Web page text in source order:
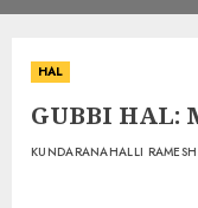
HAL
GUBBI HAL:
KUNDARANAHALLI RAMESH